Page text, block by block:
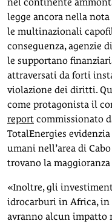
legge ancora nella
le multinazionali
conseguenza, agenzie
le supportano
attraversati da forti
violazione dei diritti.
come protagonista il
report commissionato
TotalEnergies
umani nell’area di
trovano la
«Inoltre, gli
idrocarburi in Africa, in
avranno alcun impatto